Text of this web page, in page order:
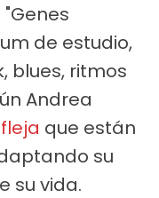
de estudio,
blues, ritmos
Andrea
que están
su
su vida.